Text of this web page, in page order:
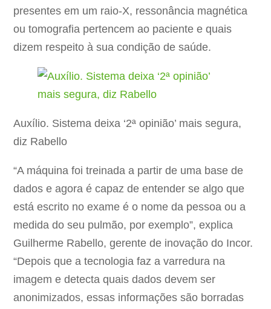
presentes em um raio-X, ressonância magnética
ou tomografia pertencem ao paciente e quais
dizem respeito à sua condição de saúde.
Auxílio. Sistema deixa ‘2ª opinião’ mais segura,
diz Rabello
“A máquina foi treinada a partir de uma base de
dados e agora é capaz de entender se algo que
está escrito no exame é o nome da pessoa ou a
medida do seu pulmão, por exemplo”, explica
Guilherme Rabello, gerente de inovação do Incor.
“Depois que a tecnologia faz a varredura na
imagem e detecta quais dados devem ser
anonimizados, essas informações são borradas